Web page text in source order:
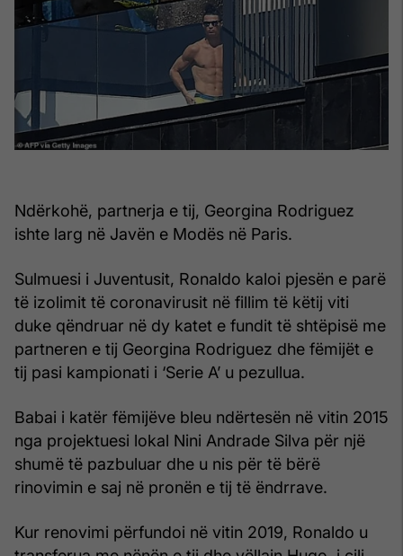
Ndërkohë, partnerja e tij, Georgina Rodriguez
ishte larg në Javën e Modës në Paris.
Sulmuesi i Juventusit, Ronaldo kaloi pjesën e parë
të izolimit të coronavirusit në fillim të këtij viti
duke qëndruar në dy katet e fundit të shtëpisë me
partneren e tij Georgina Rodriguez dhe fëmijët e
tij pasi kampionati i ‘Serie A’ u pezullua.
Babai i katër fëmijëve bleu ndërtesën në vitin 2015
nga projektuesi lokal Nini Andrade Silva për një
shumë të pazbuluar dhe u nis për të bërë
rinovimin e saj në pronën e tij të ëndrrave.
Kur renovimi përfundoi në vitin 2019, Ronaldo u